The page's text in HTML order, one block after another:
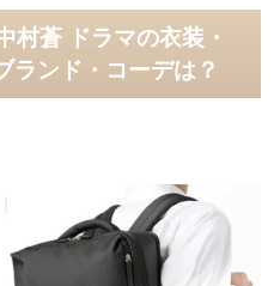
村蒼 ドラマの衣装・
ランド・コーデは？